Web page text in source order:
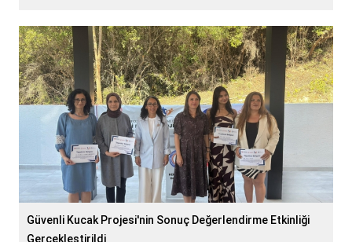
Güvenli Kucak Projesi'nin Sonuç Değerlendirme Etkinliği
Gerçekleştirildi